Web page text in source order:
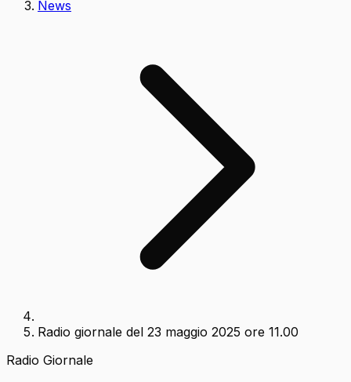
News
Radio giornale del 23 maggio 2025 ore 11.00
Radio Giornale